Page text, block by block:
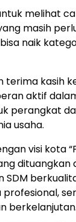
melihat
masih
naik
terima kasih
aktif
perangkat
usaha.
visi kota
dituangkan
berkelanjutan.